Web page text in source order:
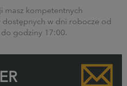
masz kompetentnych
dostępnych w dni robocze od
godziny 17:00.